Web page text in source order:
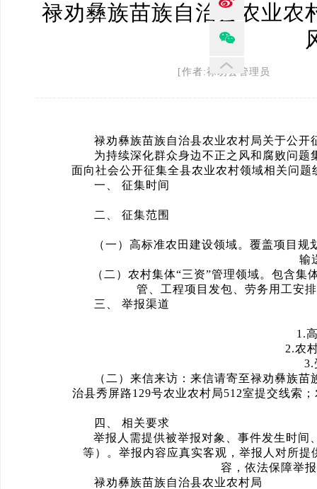
禄劝彝族苗族自治县农业农
[作者:禄劝县管理员 发
禄劝彝族苗族自治县农业农村局关于公
为持续深化群众身边不正之风和腐败问
面向社会公开征集全县农业农村领域相关问
一、 征集时间
二、 征集范围
（一）高标准农田建设领域。覆盖项目规
输
（二）农村集体“三资”管理领域。包含集
管、工程项目发包、劳务用工安
三、 举报渠道
1.高
2.农村
3.受
（二）来信来访：来信请寄至禄劝彝族苗
治县秀屏路129号农业农村局512室提交线索
四、 相关要求
举报人需提供被举报对象、事件发生时间
等）。举报内容应真实客观，举报人对所
容，依法保障举
禄劝彝族苗族自治县农业农村局